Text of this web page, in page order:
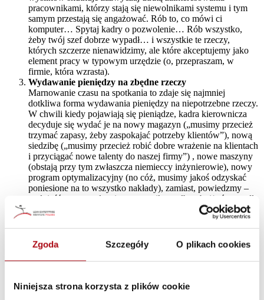
Zgoda Szczegóły O plikach cookies
Niniejsza strona korzysta z plików cookie
pracownikami, którzy stają się niewolnikami systemu i tym
samym przestają się angażować. Rób to, co mówi ci
komputer… Spytaj kadry o pozwolenie… Rób wszystko,
żeby twój szef dobrze wypadł… i wszystkie te rzeczy,
których szczerze nienawidzimy, ale które akceptujemy jako
element pracy w typowym urzędzie (o, przepraszam, w
firmie, która wzrasta).
Wydawanie pieniędzy na zbędne rzeczy
Marnowanie czasu na spotkania to zdaje się najmniej
dotkliwa forma wydawania pieniędzy na niepotrzebne rzeczy.
W chwili kiedy pojawiają się pieniądze, kadra kierownicza
decyduje się wydać je na nowy magazyn („musimy przecież
trzymać zapasy, żeby zaspokajać potrzeby klientów”), nową
siedzibę („musimy przecież robić dobre wrażenie na klientach
i przyciągać nowe talenty do naszej firmy”) , nowe maszyny
(obstają przy tym zwłaszcza niemieccy inżynierowie), nowy
program optymalizacyjny (no cóż, musimy jakoś odzyskać
poniesione na to wszystko nakłady), zamiast, powiedzmy –
podnieść wynagrodzenia pracownikom albo obniżyć ceny dla
klientów.
Grzęźnięcie w aspektach ograniczeń technicznych i
prawnych
Zatrudnij świeżo upieczonego absolwenta uczelni, wybierz
jedną z funkcji swojego produktu lub usługi i poproś go, żeby
użył swojego świeżego umysłu do zaproponowania zamian z
będziesz naprawdę zaskoczony. To, co zdziwi cię dużo mniej,
to chór oponentów w średnim wieku, którzy zaczną ci